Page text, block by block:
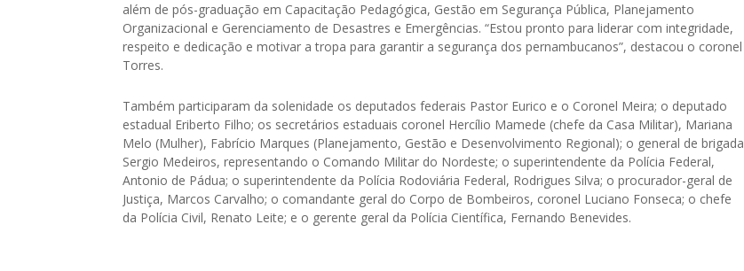
além de pós-graduação em Capacitação Pedagógica, Gestão em Segurança Pública, Planejamento
Organizacional e Gerenciamento de Desastres e Emergências. “Estou pronto para liderar com integridade,
respeito e dedicação e motivar a tropa para garantir a segurança dos pernambucanos”, destacou o coronel
Torres.
Também participaram da solenidade os deputados federais Pastor Eurico e o Coronel Meira; o deputado
estadual Eriberto Filho; os secretários estaduais coronel Hercílio Mamede (chefe da Casa Militar), Mariana
Melo (Mulher), Fabrício Marques (Planejamento, Gestão e Desenvolvimento Regional); o general de brigada
Sergio Medeiros, representando o Comando Militar do Nordeste; o superintendente da Polícia Federal,
Antonio de Pádua; o superintendente da Polícia Rodoviária Federal, Rodrigues Silva; o procurador-geral de
Justiça, Marcos Carvalho; o comandante geral do Corpo de Bombeiros, coronel Luciano Fonseca; o chefe
da Polícia Civil, Renato Leite; e o gerente geral da Polícia Científica, Fernando Benevides.